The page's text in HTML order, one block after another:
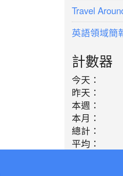
Travel
英語領域簡
計數器
今天：
昨天：
本週：
本月：
總計：
平均：